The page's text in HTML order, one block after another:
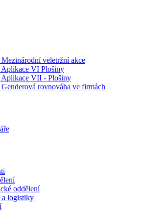
veletržní akce
VI Plošiny
VII - Plošiny
rovnováha ve firmách
oddělení
a logistiky